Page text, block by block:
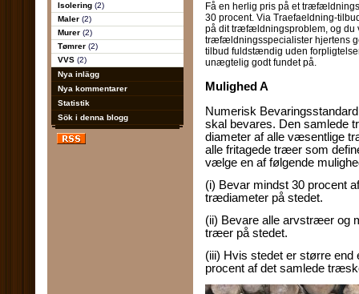
Isolering (2)
Maler (2)
Murer (2)
Tømrer (2)
VVS (2)
Nya inlägg
Nya kommentarer
Statistik
Sök i denna blogg
Få en herlig pris på et
30 procent. Via Traefaeldning-
på dit træfældningsproblem, og du
træfældningsspecialister hjertens
tilbud fuldstændig uden
unægtelig godt fundet på.
Mulighed A
Numerisk
skal bevares. Den samlede
diameter af alle væsentlige
alle fritagede træer som
vælge en af ​​følgende
(i) Bevar mindst 30 procent
trædiameter på stedet.
(ii) Bevare alle arvstræer og
træer på stedet.
(iii) Hvis stedet er større end
procent af det samlede